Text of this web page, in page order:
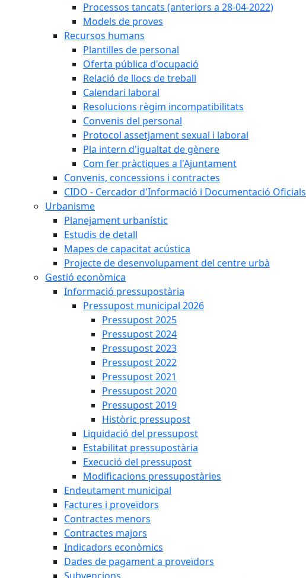
Processos tancats (anteriors a 28-04-2022)
Models de proves
Recursos humans
Plantilles de personal
Oferta pública d'ocupació
Relació de llocs de treball
Calendari laboral
Resolucions règim incompatibilitats
Convenis del personal
Protocol assetjament sexual i laboral
Pla intern d'igualtat de gènere
Com fer pràctiques a l'Ajuntament
Convenis, concessions i contractes
CIDO - Cercador d'Informació i Documentació Oficials
Urbanisme
Planejament urbanístic
Estudis de detall
Mapes de capacitat acústica
Projecte de desenvolupament del centre urbà
Gestió econòmica
Informació pressupostària
Pressupost municipal 2026
Pressupost 2025
Pressupost 2024
Pressupost 2023
Pressupost 2022
Pressupost 2021
Pressupost 2020
Pressupost 2019
Històric pressupost
Liquidació del pressupost
Estabilitat pressupostària
Execució del pressupost
Modificacions pressupostàries
Endeutament municipal
Factures i proveïdors
Contractes menors
Contractes majors
Indicadors econòmics
Dades de pagament a proveïdors